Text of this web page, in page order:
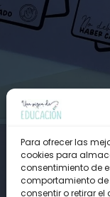
Para ofrecer las
cookies para
consentimiento de
comportamiento de
consentir o retirar